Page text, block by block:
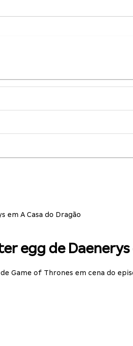
A Casa do Dragão
egg de Daenerys
Game of Thrones em cena do